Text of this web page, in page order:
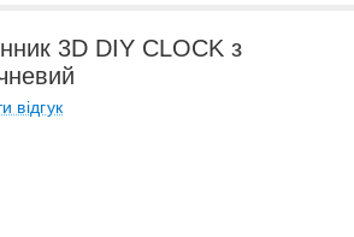
3D DIY CLOCK з
відгук